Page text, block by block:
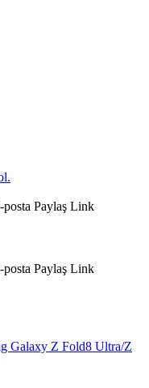
posta Paylaş Link
posta Paylaş Link
Galaxy Z Fold8 Ultra/Z